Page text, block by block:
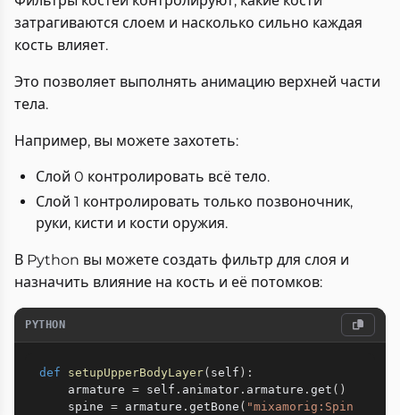
затрагиваются слоем и насколько сильно каждая
кость влияет.
Это позволяет выполнять анимацию верхней части
тела.
Например, вы можете захотеть:
Слой 0 контролировать всё тело.
Слой 1 контролировать только позвоночник,
руки, кисти и кости оружия.
В Python вы можете создать фильтр для слоя и
назначить влияние на кость и её потомков:
PYTHON
def setupUpperBodyLayer( self ) :
    armature
= self . animator . armature . get ( )
    spine
= armature . getBone ( "mixamorig:Spin